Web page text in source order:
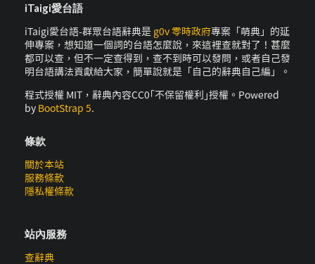
iTaigi愛台語
iTaigi愛台語-群眾台語辭典是 g0v 零時政府專案「萌典」的延
伸專案，想知道一個詞的台語怎麼說，來這裡查就對了！甚麼
都可以查，但不一定查得到，查不到時可以發問，或者自己發
明台語講法貢獻給大家，簡單說就是「自己的辭典自己編」。
程式授權 MIT，辭典內容CC0｢不保留權利｣授權。Powered
by BootStrap 5.
條款
關於本站
服務條款
隱私權條款
站內服務
查辭典